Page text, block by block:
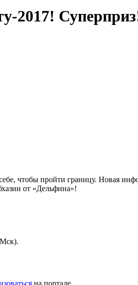
2017!
чтобы пройти границу. Новая
от «Дельфина»!